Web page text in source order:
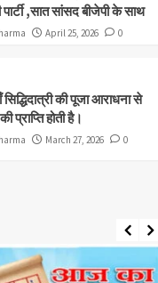
पार्टी ,सात सांसद बीजेपी के साथ
April 25, 2026 0
की पूजा आराधना से
प्राप्ति होती है।
March 27, 2026 0